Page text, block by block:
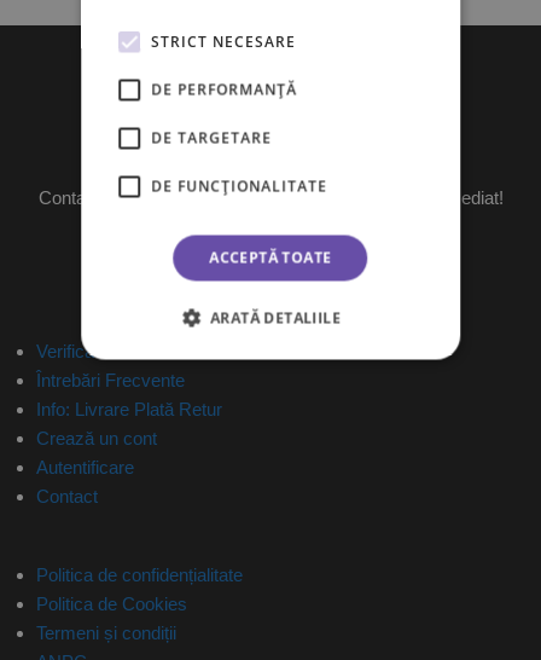
Ai întrebări?
Contactează-ne pe messenger și îți vom raspunde imediat!
Verifică status comandă
Întrebări Frecvente
Info: Livrare Plată Retur
Crează un cont
Autentificare
Contact
Politica de confidențialitate
Politica de Cookies
Termeni și condiții
STRICT NECESARE
DE PERFORMANȚĂ
DE TARGETARE
DE FUNCŢIONALITATE
ACCEPTĂ TOATE
ARATĂ DETALIILE